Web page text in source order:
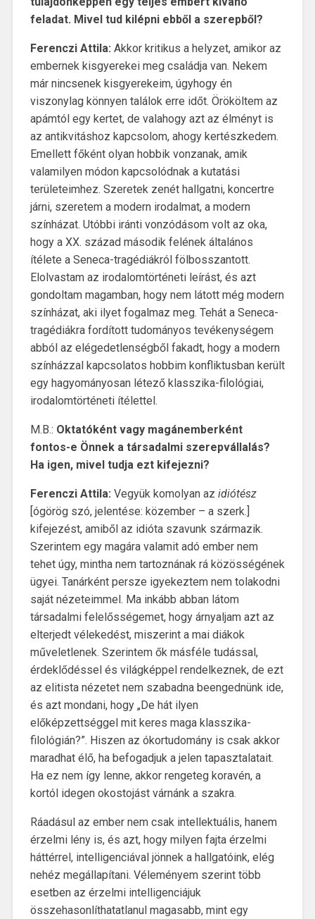
feladat. Mivel tud kilépni ebből a szerepből?
Ferenczi Attila: Akkor kritikus a helyzet, amikor az
embernek kisgyerekei meg családja van. Nekem
már nincsenek kisgyerekeim, úgyhogy én
viszonylag könnyen találok erre időt. Örököltem az
apámtól egy kertet, de valahogy azt az élményt is
az antikvitáshoz kapcsolom, ahogy kertészkedem.
Emellett főként olyan hobbik vonzanak, amik
valamilyen módon kapcsolódnak a kutatási
területeimhez. Szeretek zenét hallgatni, koncertre
járni, szeretem a modern irodalmat, a modern
színházat. Utóbbi iránti vonzódásom volt az oka,
hogy a XX. század második felének általános
ítélete a Seneca-tragédiákról fölbosszantott.
Elolvastam az irodalomtörténeti leírást, és azt
gondoltam magamban, hogy nem látott még modern
színházat, aki ilyet fogalmaz meg. Tehát a Seneca-
tragédiákra fordított tudományos tevékenységem
abból az elégedetlenségből fakadt, hogy a modern
színházzal kapcsolatos hobbim konfliktusban került
egy hagyományosan létező klasszika-filológiai,
irodalomtörténeti ítélettel.
M.B.: Oktatóként vagy magánemberként
fontos-e Önnek a társadalmi szerepvállalás?
Ha igen, mivel tudja ezt kifejezni?
Ferenczi Attila: Vegyük komolyan az idiótész
[ógörög szó, jelentése: közember – a szerk.]
kifejezést, amiből az idióta szavunk származik.
Szerintem egy magára valamit adó ember nem
tehet úgy, mintha nem tartoznának rá közösségének
ügyei. Tanárként persze igyekeztem nem tolakodni
saját nézeteimmel. Ma inkább abban látom
társadalmi felelősségemet, hogy árnyaljam azt az
elterjedt vélekedést, miszerint a mai diákok
műveletlenek. Szerintem ők másféle tudással,
érdeklődéssel és világképpel rendelkeznek, de ezt
az elitista nézetet nem szabadna beengednünk ide,
és azt mondani, hogy „De hát ilyen
előképzettséggel mit keres maga klasszika-
filológián?”. Hiszen az ókortudomány is csak akkor
maradhat élő, ha befogadjuk a jelen tapasztalatait.
Ha ez nem így lenne, akkor rengeteg koravén, a
kortól idegen okostojást várnánk a szakra.
Ráadásul az ember nem csak intellektuális, hanem
érzelmi lény is, és azt, hogy milyen fajta érzelmi
háttérrel, intelligenciával jönnek a hallgatóink, elég
nehéz megállapítani. Véleményem szerint több
esetben az érzelmi intelligenciájuk
összehasonlíthatatlanul magasabb, mint egy